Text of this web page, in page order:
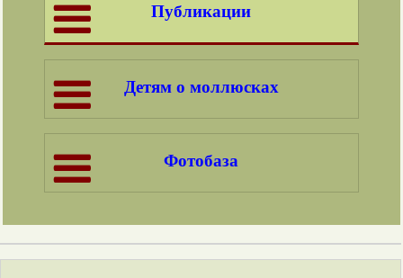
Публикации
Детям о моллюсках
Фотобаза